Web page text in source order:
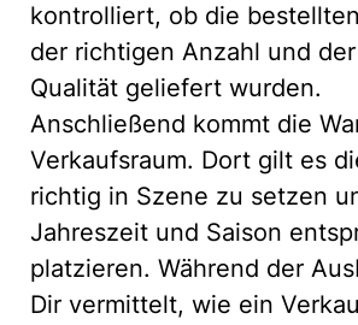
kontrolliert, ob die
der richtigen Anzahl und
Qualität geliefert wurden.
Anschließend kommt die
Verkaufsraum. Dort gilt es
richtig in Szene zu setzen
Jahreszeit und Saison
platzieren. Während der
Dir vermittelt, wie ein